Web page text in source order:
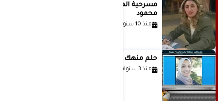
مسرحية الهمزة للمبدعة الاستاذة غادة
محمود
منذ 10 سنوات
حلم منهك للشاعرة رانيا فخري موسى
منذ 3 سنوات